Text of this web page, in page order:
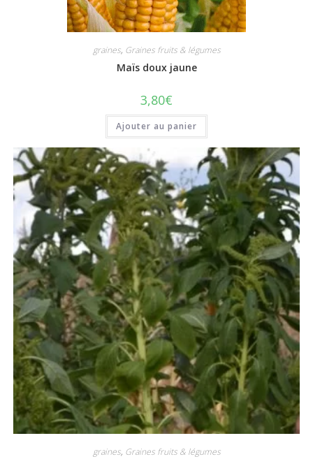
graines, Graines fruits & légumes
Maïs doux jaune
3,80€
Ajouter au panier
graines, Graines fruits & légumes